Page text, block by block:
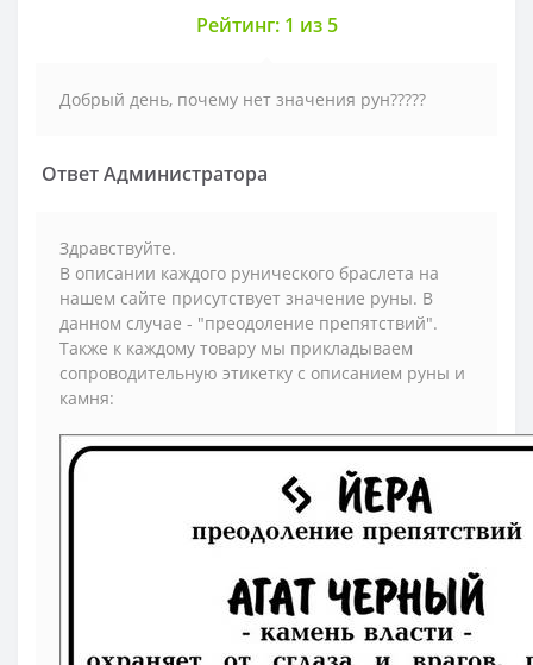
Рейтинг: 1 из 5
Добрый день, почему нет значения рун?????
Ответ Администратора
Здравствуйте.
В описании каждого рунического браслета на
нашем сайте присутствует значение руны. В
данном случае - "преодоление препятствий".
Также к каждому товару мы прикладываем
сопроводительную этикетку с описанием руны и
камня: